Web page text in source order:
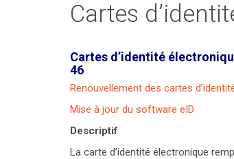
Cartes
Cartes d’identité
46
Renouvellement des cartes
Mise à jour du software eID
Descriptif
La carte d’identité électronique